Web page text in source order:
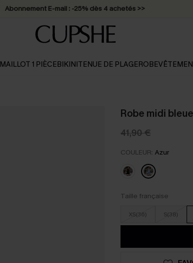
Abonnement E-mail : -25% dès 4 achetés >>
MAILLOT 1 PIÈCEBIKINITENUE DE PLAGEROBE
Robe midi
41,90 €
COULEUR: Azur
Taille française
XS(36) S(38)